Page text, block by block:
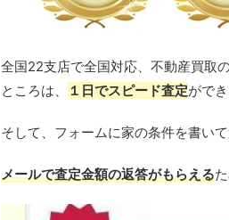
全国22支店で全国対応、不動産買取
ところは、
１日でスピード査定がで
そして、フォームに家の条件を書い
メールで査定金額の返答がもらえる